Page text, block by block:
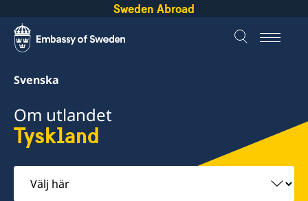
Sweden Abroad
Svenska
Om utlandet
Tyskland
Välj
här